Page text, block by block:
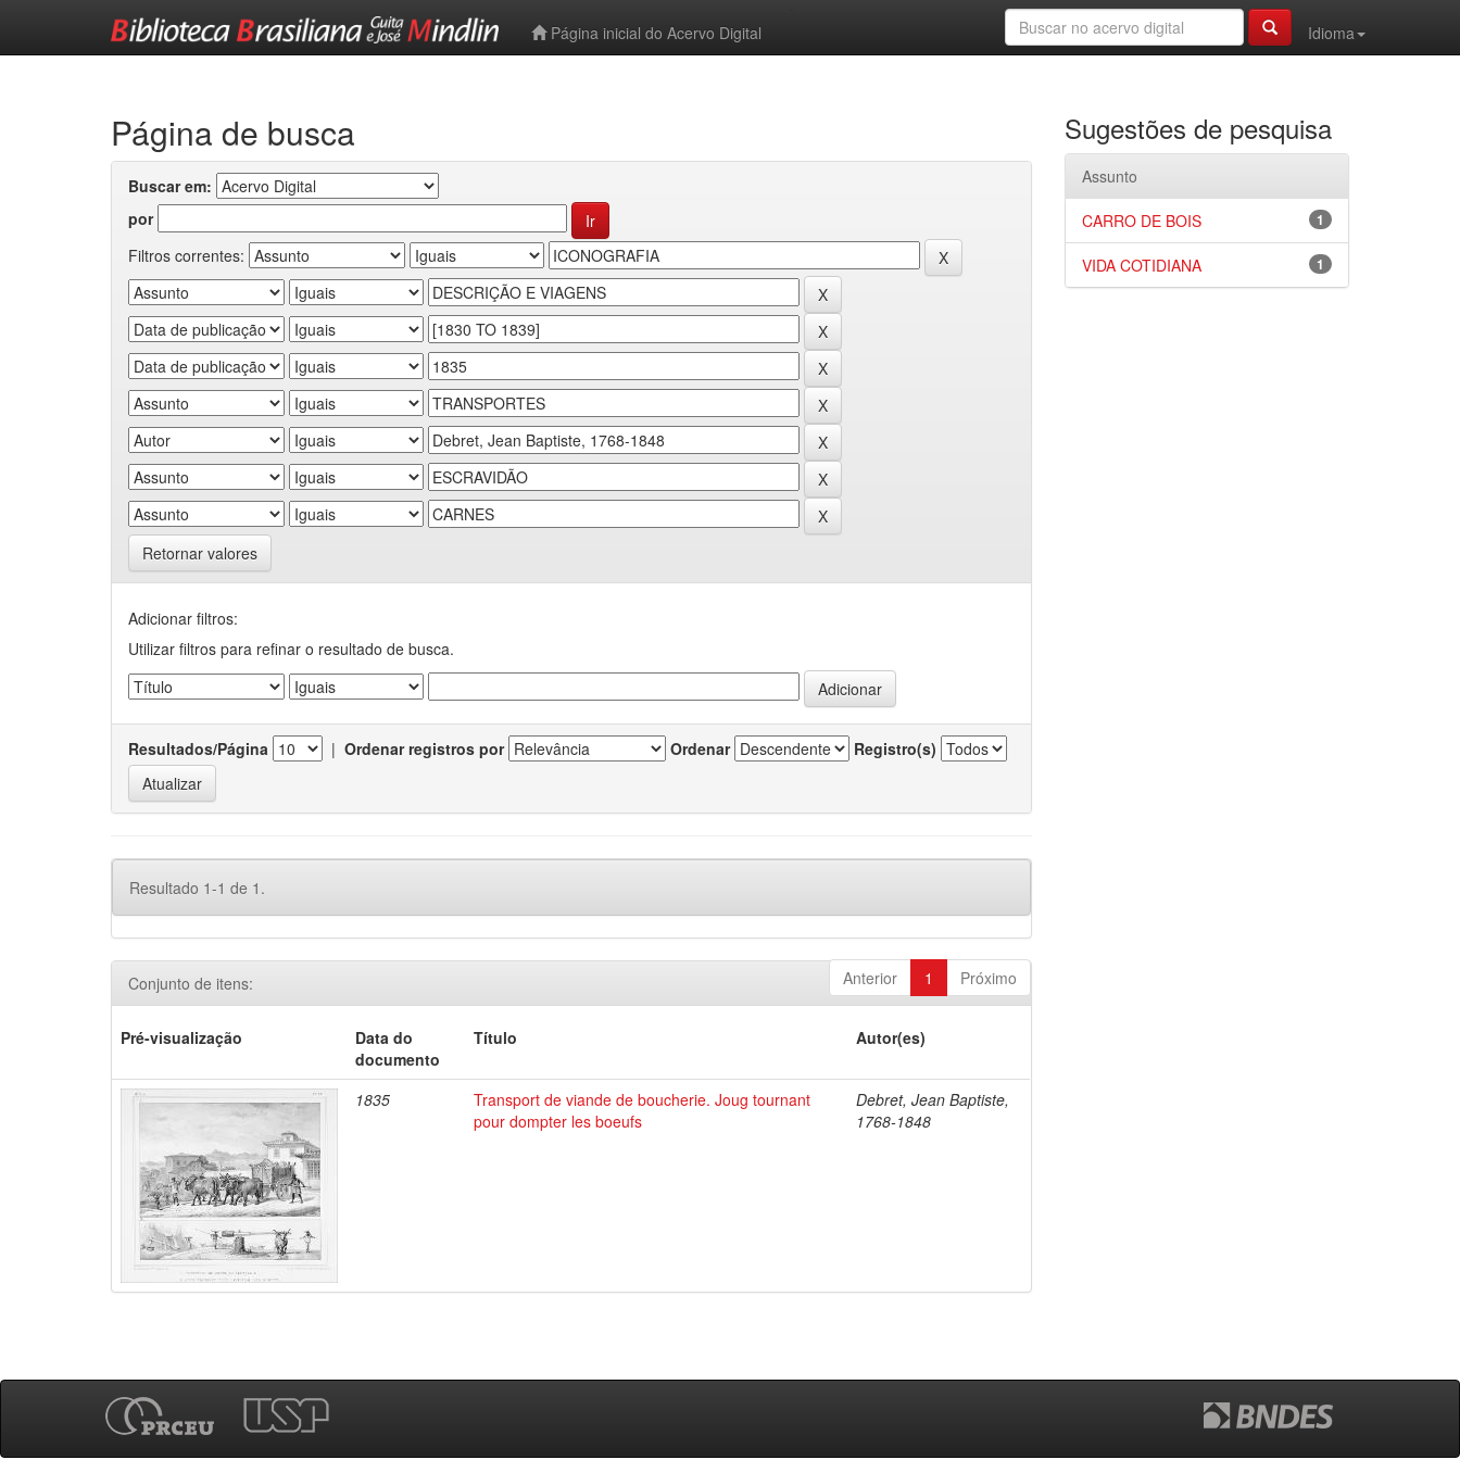
Página inicial do Acervo Digital
Idioma
Página de busca
Buscar em:
por
Filtros correntes:
Retornar valores
Adicionar filtros:
Utilizar filtros para refinar o resultado de busca.
Resultados/Página | Ordenar registros por Ordenar Registro(s)
Resultado 1-1 de 1.
Anterior 1 Próximo
Conjunto de itens:
Pré-visualização
Data do
documento
Título Autor(es)
1835
Transport de viande de boucherie. Joug tournant
pour dompter les boeufs
Debret, Jean Baptiste,
1768-1848
Sugestões de pesquisa
Assunto
1
CARRO DE BOIS
1
VIDA COTIDIANA